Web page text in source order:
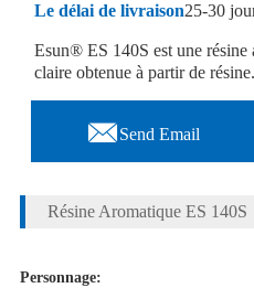
Le délai de livraison25-30
Esun® ES 140S est une
claire obtenue à partir de résine.
Send Email
Résine Aromatique ES 140S
Personnage: